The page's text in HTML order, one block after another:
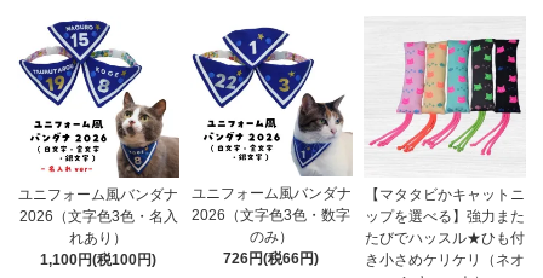
ユニフォーム風バンダナ
2026（文字色3色・名入
れあり）
1,100円(税100円)
ユニフォーム風バンダナ
2026（文字色3色・数字
のみ）
726円(税66円)
【マタタビかキャットニ
ップを選べる】強力また
たびでハッスル★ひも付
き小さめケリケリ（ネオ